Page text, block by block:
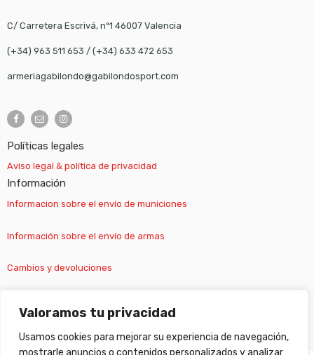
Valoramos tu privacidad
Usamos cookies para mejorar su experiencia de navegación,
mostrarle anuncios o contenidos personalizados y analizar
C/ Carretera Escrivá, nº1 46007 Valencia
(+34) 963 511 653 / (+34) 633 472 653
armeriagabilondo@gabilondosport.com
Políticas legales
Aviso legal & política de privacidad
Información
Informacion sobre el envío de municiones
Información sobre el envío de armas
Cambios y devoluciones
Suscripción newsletter